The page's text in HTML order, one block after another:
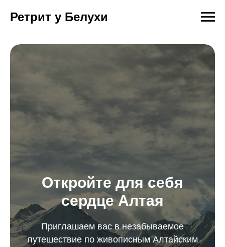
Ретрит у Белухи
Откройте для себя
сердце Алтая
Приглашаем вас в незабываемое
путешествие по живописным Алтайским